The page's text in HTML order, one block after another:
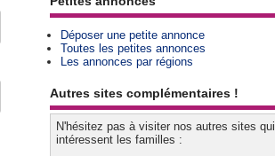
Déposer une petite annonce
Toutes les petites annonces
Les annonces par régions
Autres sites complémentaires !
N'hésitez pas à visiter nos autres sites qui
intéressent les familles :